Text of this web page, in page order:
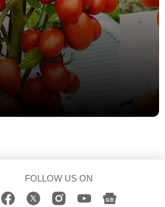
FOLLOW US ON